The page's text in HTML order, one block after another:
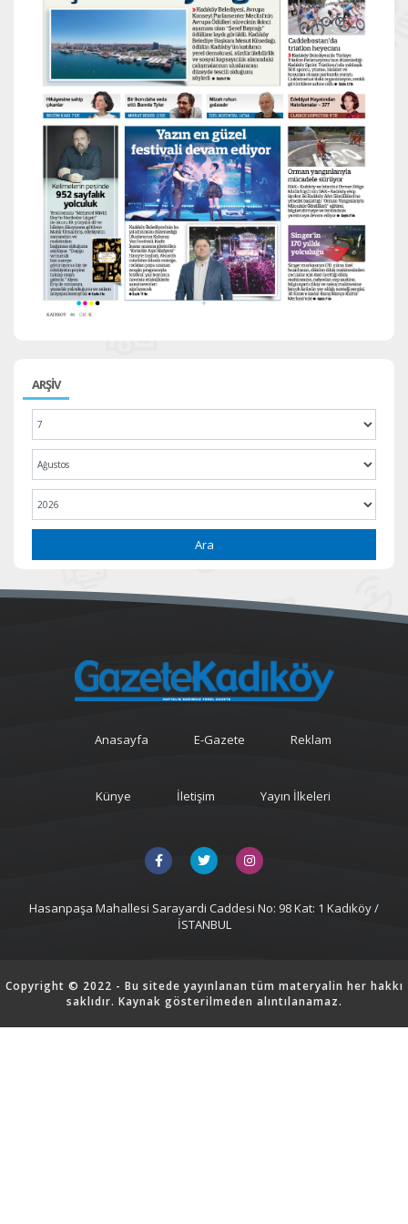
ARŞİV
Ara
Anasayfa E-Gazete Reklam
Künye İletişim Yayın İlkeleri
Hasanpaşa Mahallesi Sarayardi Caddesi No: 98 Kat: 1 Kadıköy /
İSTANBUL
Copyright © 2022 - Bu sitede yayınlanan tüm materyalin her hakkı
saklıdır. Kaynak gösterilmeden alıntılanamaz.